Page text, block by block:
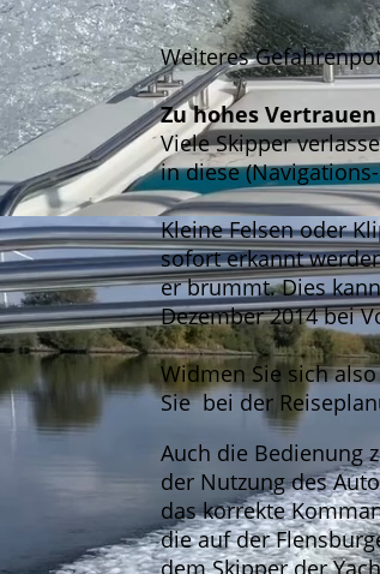
Weiteres
Zu hohes
Viele Skipper
in diese
Kleine Felsen oder
sofort erkannt
er brummt. Dies
Dezember 2014 bei
Widmen Sie sich
Sie bei der
Auch die Bedienung
der Nutzung des
das korrekte
die auf der
dem Skipper der